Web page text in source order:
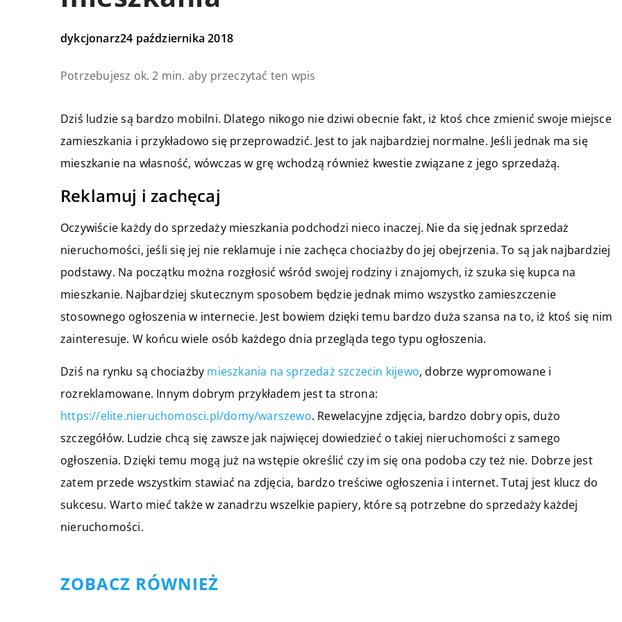
dykcjonarz24 października 2018
Potrzebujesz ok. 2 min. aby przeczytać ten wpis
Dziś ludzie są bardzo mobilni. Dlatego nikogo nie dziwi obecnie fakt, iż ktoś chce zmienić swoje miejsce
zamieszkania i przykładowo się przeprowadzić. Jest to jak najbardziej normalne. Jeśli jednak ma się
mieszkanie na własność, wówczas w grę wchodzą również kwestie związane z jego sprzedażą.
Reklamuj i zachęcaj
Oczywiście każdy do sprzedaży mieszkania podchodzi nieco inaczej. Nie da się jednak sprzedaż
nieruchomości, jeśli się jej nie reklamuje i nie zachęca chociażby do jej obejrzenia. To są jak najbardziej
podstawy. Na początku można rozgłosić wśród swojej rodziny i znajomych, iż szuka się kupca na
mieszkanie. Najbardziej skutecznym sposobem będzie jednak mimo wszystko zamieszczenie
stosownego ogłoszenia w internecie. Jest bowiem dzięki temu bardzo duża szansa na to, iż ktoś się nim
zainteresuje. W końcu wiele osób każdego dnia przegląda tego typu ogłoszenia.
Dziś na rynku są chociażby mieszkania na sprzedaż szczecin kijewo, dobrze wypromowane i
rozreklamowane. Innym dobrym przykładem jest ta strona:
https://elite.nieruchomosci.pl/domy/warszewo. Rewelacyjne zdjęcia, bardzo dobry opis, dużo
szczegółów. Ludzie chcą się zawsze jak najwięcej dowiedzieć o takiej nieruchomości z samego
ogłoszenia. Dzięki temu mogą już na wstępie określić czy im się ona podoba czy też nie. Dobrze jest
zatem przede wszystkim stawiać na zdjęcia, bardzo treściwe ogłoszenia i internet. Tutaj jest klucz do
sukcesu. Warto mieć także w zanadrzu wszelkie papiery, które są potrzebne do sprzedaży każdej
nieruchomości.
ZOBACZ RÓWNIEŻ